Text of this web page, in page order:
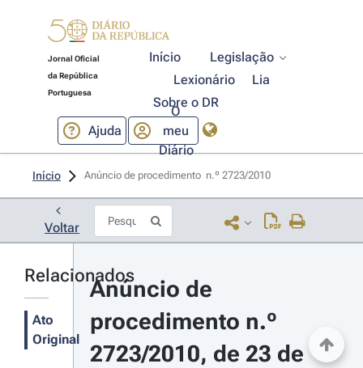
Jornal Oficial
da República
Portuguesa
Início
Legislação
Lexionário
Lia
Sobre o DR
Ajuda
O
meu
Diário
Início Anúncio de procedimento  n.º 2723/2010
Voltar
Relacionados
Ato
Original
Anúncio de
procedimento n.º
2723/2010, de 23 de